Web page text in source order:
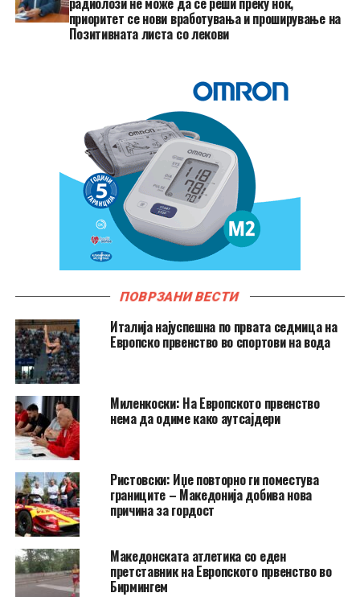
приоритет се нови вработувања и проширување на
Позитивната листа со лекови
ПОВРЗАНИ ВЕСТИ
Италија најуспешна по првата седмица на
Европско првенство во спортови на вода
Миленкоски: На Европското првенство
нема да одиме како аутсајдери
Ристовски: Иџе повторно ги поместува
границите – Македонија добива нова
причина за гордост
Македонската атлетика со еден
претставник на Европското првенство во
Бирмингем